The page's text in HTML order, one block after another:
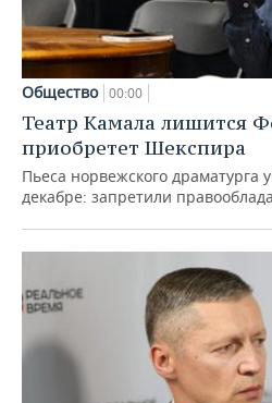
Общество 00:00
Театр Камала лишится
приобретет Шекспира
Пьеса норвежского драматурга
декабре: запретили